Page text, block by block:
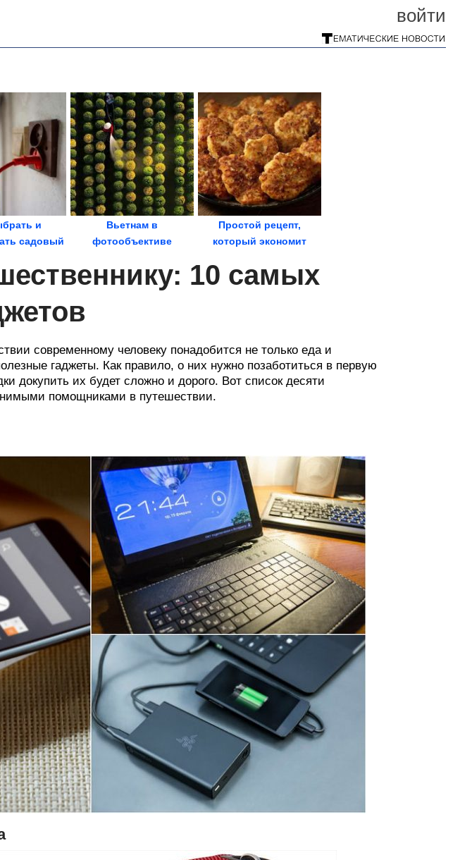
войти
и
садовый
Вьетнам в
фотообъективе
Простой рецепт,
который экономит
Куриные...
10 самых
современному человеку понадобится не только еда и
гаджеты. Как правило, о них нужно позаботиться в первую
докупить их будет сложно и дорого. Вот список десяти
помощниками в путешествии.